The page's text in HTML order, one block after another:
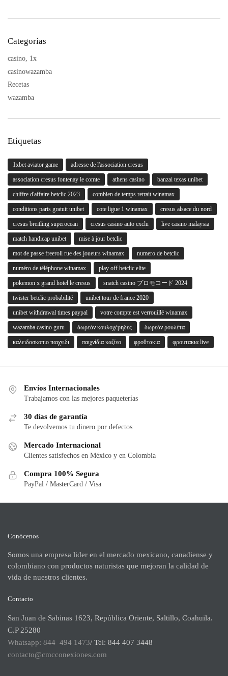
Categorías
casino, 1x
casinowazamba
Recetas
wazamba
Etiquetas
1xbet aviator game adresse de l'association cresus
association cresus fontenay le comte athens casino banzai texas unibet
chiffre d'affaire betclic 2023 combien de temps retrait winamax
conditions paris gratuit unibet cote ligue 1 winamax cresus alsace du nord
cresus breitling superocean cresus casino auto exclu live casino malaysia
match handicap unibet mise à jour betclic
mot de passe freeroll rue des joueurs winamax numero de betclic
numéro de téléphone winamax play off betclic elite
pokemon x grand hotel le cresus snatch casino プロモコード 2024
twister betclic probabilité unibet tour de france 2020
unibet withdrawal times paypal votre compte est verrouillé winamax
wazamba casino guru δωρεάν κουλοχέρηδες δωρεάν ρουλέτα
καλειδοσκοπιο παιχνιδι παιχνίδια καζίνο φροθτακια φρουτακια live
Envíos Internacionales
Trabajamos con las mejores paqueterías
30 días de garantía
Te devolvemos tu dinero por defectos
Mercado Internacional
Clientes satisfechos en México y en Colombia
Compra 100% Segura
PayPal / MasterCard / Visa
Conócenos
Somos una empresa lider en el mercado mexicano, canadiense y
colombiano con productos naturistas que mejoran la calidad de
vida de nuestros clientes.
Contacto
San Juan de Sabinas 1623, República Oriente, Saltillo, Coahuila.
C.P 25280
Whatsapp: 844 494 1473/ Tel: 844 407 3448
contacto@cmcconexiones.com